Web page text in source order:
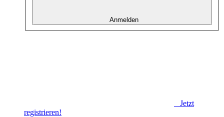
Anmelden
Jetzt
registrieren!